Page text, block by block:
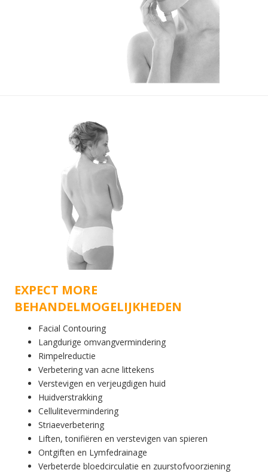
EXPECT MORE
BEHANDELMOGELIJKHEDEN
Facial Contouring
Langdurige omvangvermindering
Rimpelreductie
Verbetering van acne littekens
Verstevigen en verjeugdigen huid
Huidverstrakking
Cellulitevermindering
Striaeverbetering
Liften, tonifiëren en verstevigen van spieren
Ontgiften en Lymfedrainage
Verbeterde bloedcirculatie en zuurstofvoorziening